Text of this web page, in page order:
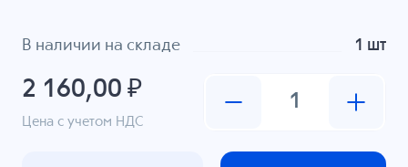
В наличии на складе 1 шт
2 160,00 ₽
Цена с учетом НДС